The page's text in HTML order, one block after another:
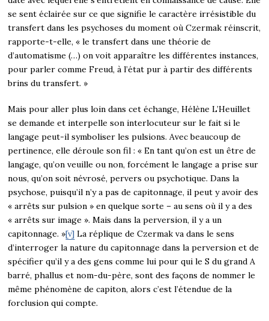
se sent éclairée sur ce que signifie le caractère irrésistible du
transfert dans les psychoses du moment où Czermak réinscrit,
rapporte-t-elle, « le transfert dans une théorie de
d’automatisme (…) on voit apparaître les différentes instances,
pour parler comme Freud, à l’état pur à partir des différents
brins du transfert. »
Mais pour aller plus loin dans cet échange, Hélène L’Heuillet
se demande et interpelle son interlocuteur sur le fait si le
langage peut-il symboliser les pulsions. Avec beaucoup de
pertinence, elle déroule son fil : « En tant qu’on est un être de
langage, qu’on veuille ou non, forcément le langage a prise sur
nous, qu’on soit névrosé, pervers ou psychotique. Dans la
psychose, puisqu’il n’y a pas de capitonnage, il peut y avoir des
« arrêts sur pulsion » en quelque sorte – au sens où il y a des
« arrêts sur image ». Mais dans la perversion, il y a un
capitonnage. »[v] La réplique de Czermak va dans le sens
d’interroger la nature du capitonnage dans la perversion et de
spécifier qu’il y a des gens comme lui pour qui le S du grand A
barré, phallus et nom-du-père, sont des façons de nommer le
même phénomène de capiton, alors c’est l’étendue de la
forclusion qui compte.